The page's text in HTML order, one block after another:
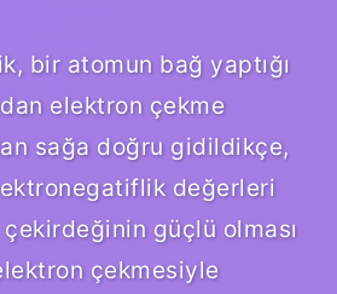
bir atomun bağ yaptığı
elektron çekme
sağa doğru gidildikçe,
değerleri
güçlü olması
çekmesiyle